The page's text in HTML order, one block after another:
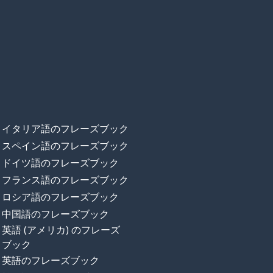
イタリア語のフレーズブック
スペイン語のフレーズブック
ドイツ語のフレーズブック
フランス語のフレーズブック
ロシア語のフレーズブック
中国語のフレーズブック
英語 (アメリカ) のフレーズ
ブック
英語のフレーズブック